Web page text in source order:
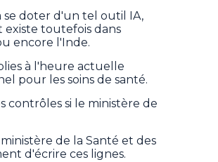
se doter d'un tel outil IA,
toutefois dans
encore l'Inde.
à l'heure actuelle
pour les soins de santé.
contrôles si le ministère de
de la Santé et des
d'écrire ces lignes.